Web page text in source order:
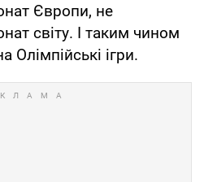
Європи, не
світу. І таким чином
Олімпійські ігри.